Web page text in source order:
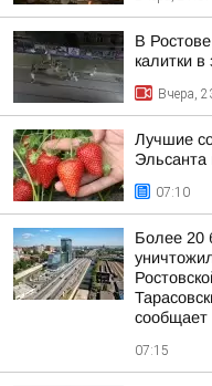
В
калитки
Вчера,
Лучшие
07:10
Более 20
07:15